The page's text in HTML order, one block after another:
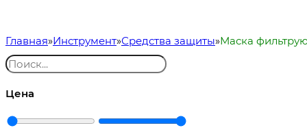
Главная Инструмент Средства защиты Маска
Цена